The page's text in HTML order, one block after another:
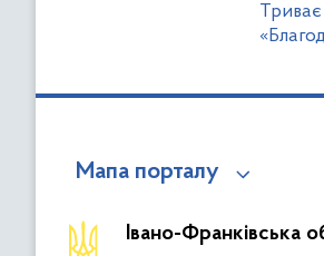
Мапа порталу
Івано-Франківська